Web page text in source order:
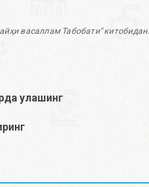
васаллам Табобати" китобидан.
улашинг